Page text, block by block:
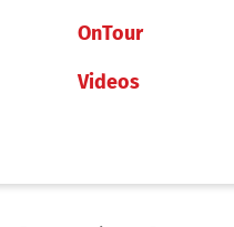
OnTour
Videos